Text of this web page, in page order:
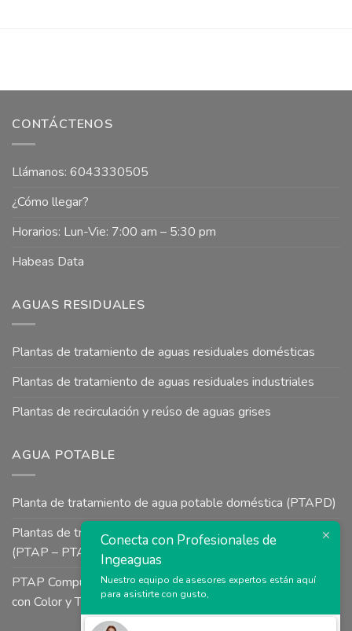
CONTÁCTENOS
Llámanos: 6043330505
¿Cómo llegar?
Horarios: Lun-Vie: 7:00 am – 5:30 pm
Habeas Data
AGUAS RESIDUALES
Plantas de tratamiento de aguas residuales domésticas
Plantas de tratamiento de aguas residuales industriales
Plantas de recirculación y reúso de aguas grises
AGUA POTABLE
Planta de tratamiento de agua potable doméstica (PTAPD)
Plantas de tratamiento de agua potable para uso industrial
(PTAP – PTAI)
PTAP Compuesta a Presión tipo Uso Colectivo para Aguas
con Color y Turbiedad
Conecta con Profesionales de
Ingeaguas
Nuestro equipo de asesores expertos están aquí
para asistirte con gusto,